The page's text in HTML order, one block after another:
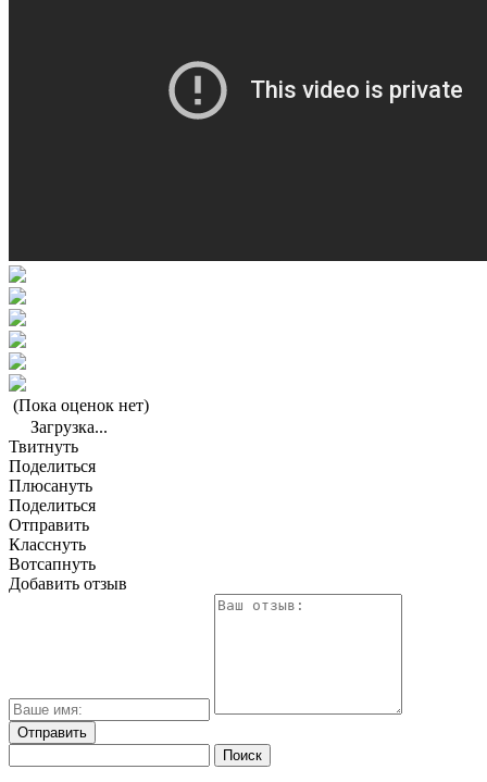
(Пока оценок нет)
Загрузка...
Твитнуть
Поделиться
Плюсануть
Поделиться
Отправить
Класснуть
Вотсапнуть
Добавить отзыв